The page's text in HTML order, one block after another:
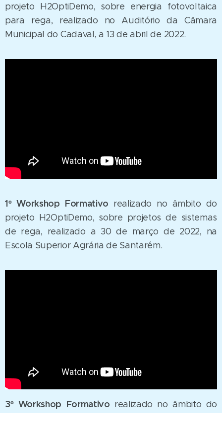
projeto H2OptiDemo, sobre energia fotovoltaica
para rega, realizado no Auditório da Câmara
Municipal do Cadaval, a 13 de abril de 2022.
1º Workshop Formativo realizado no âmbito do
projeto H2OptiDemo, sobre projetos de sistemas
de rega, realizado a 30 de março de 2022, na
Escola Superior Agrária de Santarém.
3º Workshop Formativo realizado no âmbito do